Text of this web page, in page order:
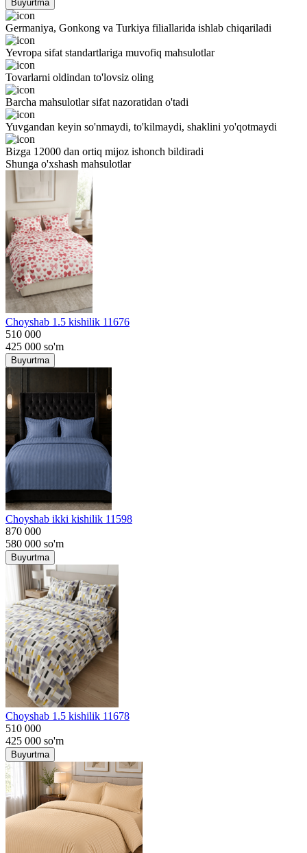
Buyurtma
Germaniya, Gonkong va Turkiya filiallarida ishlab chiqariladi
Yevropa sifat standartlariga muvofiq mahsulotlar
Tovarlarni oldindan to'lovsiz oling
Barcha mahsulotlar sifat nazoratidan o'tadi
Yuvgandan keyin so'nmaydi, to'kilmaydi, shaklini yo'qotmaydi
Bizga 12000 dan ortiq mijoz ishonch bildiradi
Shunga o'xshash mahsulotlar
Choyshab 1.5 kishilik 11676
510 000
425 000 so'm
Buyurtma
Choyshab ikki kishilik 11598
870 000
580 000 so'm
Buyurtma
Choyshab 1.5 kishilik 11678
510 000
425 000 so'm
Buyurtma